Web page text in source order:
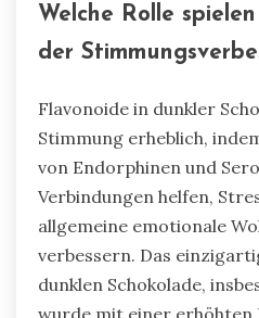
Welche Rolle
der
Flavonoide in dunkler
Stimmung erheblich,
von Endorphinen und
Verbindungen helfen,
allgemeine emotionale
verbessern. Das
dunklen Schokolade,
wurde mit einer erhöhten